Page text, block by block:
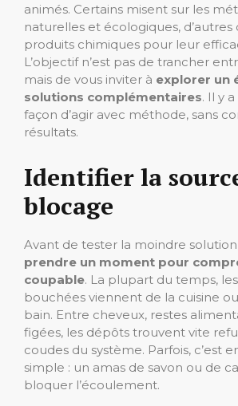
animés. Certains misent sur les
naturelles et écologiques,
produits chimiques pour leur
L’objectif n’est pas de trancher
mais de vous inviter à explorer un
solutions complémentaires. Il y
façon d’agir avec méthode, sans
résultats.
Identifier la
blocage
Avant de tester la moindre
prendre un moment pour
coupable. La plupart du temps,
bouchées viennent de la cuisine
bain. Entre cheveux, restes
figées, les dépôts trouvent vite
coudes du système. Parfois, c’est
simple : un amas de savon ou de
bloquer l’écoulement.